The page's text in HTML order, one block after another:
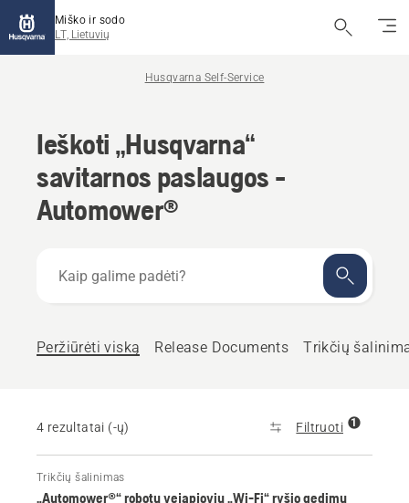
Miško ir sodo
LT, Lietuvių
Husqvarna Self-Service
Ieškoti „Husqvarna“
savitarnos paslaugos -
Automower®
galime
Peržiūrėti viską Release Documents Trikčių
4 rezultatai (-ų) Filtruoti 1
Trikčių šalinimas
„Automower®“ robotų vejapjovių „Wi-Fi“ ryšio gedimų